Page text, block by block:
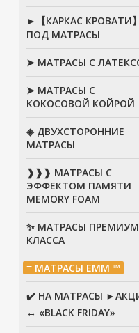
►【КАРКАС КРОВАТИ
ПОД МАТРАСЫ
➤ МАТРАСЫ С
➤ МАТРАСЫ С
КОКОСОВОЙ КОЙРОЙ
◈ ДВУХСТОРОННИЕ
МАТРАСЫ
❱❱❱ МАТРАСЫ С
ЭФФЕКТОМ ПАМЯТИ
MEMORY FOAM
✨ МАТРАСЫ ПРЕМИУМ
КЛАССА
≡ МАТРАСЫ ЕММ ™
✔️ НА МАТРАСЫ
↔ «BLACK FRIDAY»